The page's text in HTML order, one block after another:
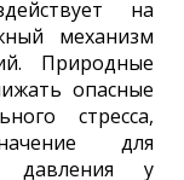
на
механизм
Природные
опасные
стресса,
для
давления у